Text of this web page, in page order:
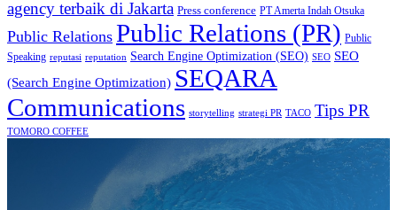
agency terbaik di Jakarta Press conference PT Amerta Indah Otsuka
Public Relations Public Relations (PR) Public
Speaking reputasi reputation Search Engine Optimization (SEO) SEO SEO
(Search Engine Optimization) SEQARA
Communications storytelling strategi PR TACO Tips PR
TOMORO COFFEE